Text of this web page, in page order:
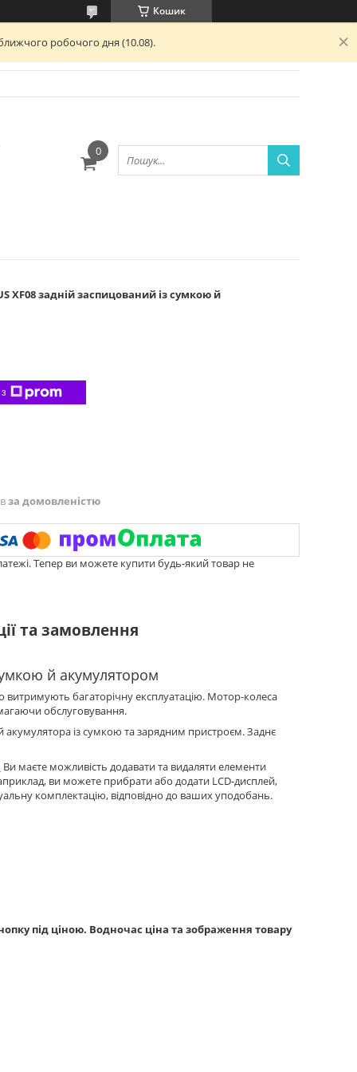
Кошик
робочого дня (10.08).
XF08 задній заспицований із сумкою й
за домовленістю
Тепер ви можете купити будь-який товар не
та замовлення
й акумулятором
витримують багаторічну експлуатацію. Мотор-колеса
обслуговування.
акумулятора із сумкою та зарядним пристроєм. Заднє
Ви маєте можливість додавати та видаляти елементи
ви можете прибрати або додати LCD-дисплей,
комплектацію, відповідно до ваших уподобань.
під ціною. Водночас ціна та зображення товару